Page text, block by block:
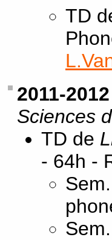
TD
2011-
Sciences
TD de
- 64h -